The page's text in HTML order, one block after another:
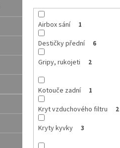
Airbox sání 1
Destičky přední 6
Gripy, rukojeti 2
Kotouče zadní 1
Kryt vzduchového filtru 2
Kryty kyvky 3